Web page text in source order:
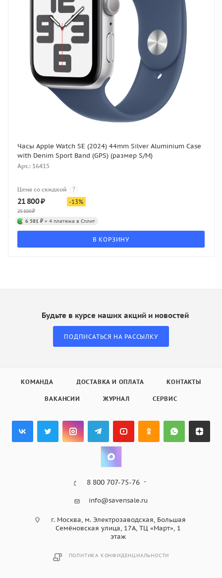
Часы Apple Watch SE (2024) 44mm Silver Aluminium Case
with Denim Sport Band (GPS) (размер S/M)
Арт.: 16415
Цена со скидкой ?
21 800₽
25 100₽
-13%
6 581 ₽ × 4 платежа в Сплит
В КОРЗИНУ
Будьте в курсе наших акций и новостей
ПОДПИСАТЬСЯ НА РАССЫЛКУ
КОМАНДА ДОСТАВКА И ОПЛАТА КОНТАКТЫ
ВАКАНСИИ ЖУРНАЛ СЕРВИС
8 800 707-75-76
info@savensale.ru
г. Москва, м. Электрозаводская, Большая
Семёновская улица, 17А, ТЦ «Март», 1
этаж
ПОЛИТИКА КОНФИДЕНЦИАЛЬНОСТИ